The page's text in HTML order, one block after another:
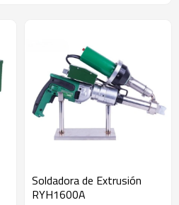
Soldadora de Extrusión
RYH1600A